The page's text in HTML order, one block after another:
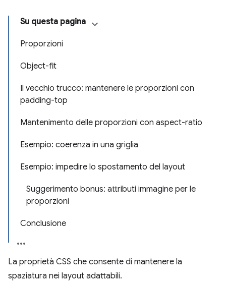
Su questa pagina
Proporzioni
Object-fit
Il vecchio trucco: mantenere le proporzioni con
padding-top
Mantenimento delle proporzioni con aspect-ratio
Esempio: coerenza in una griglia
Esempio: impedire lo spostamento del layout
Suggerimento bonus: attributi immagine per le
proporzioni
Conclusione
La proprietà CSS che consente di mantenere la
spaziatura nei layout adattabili.